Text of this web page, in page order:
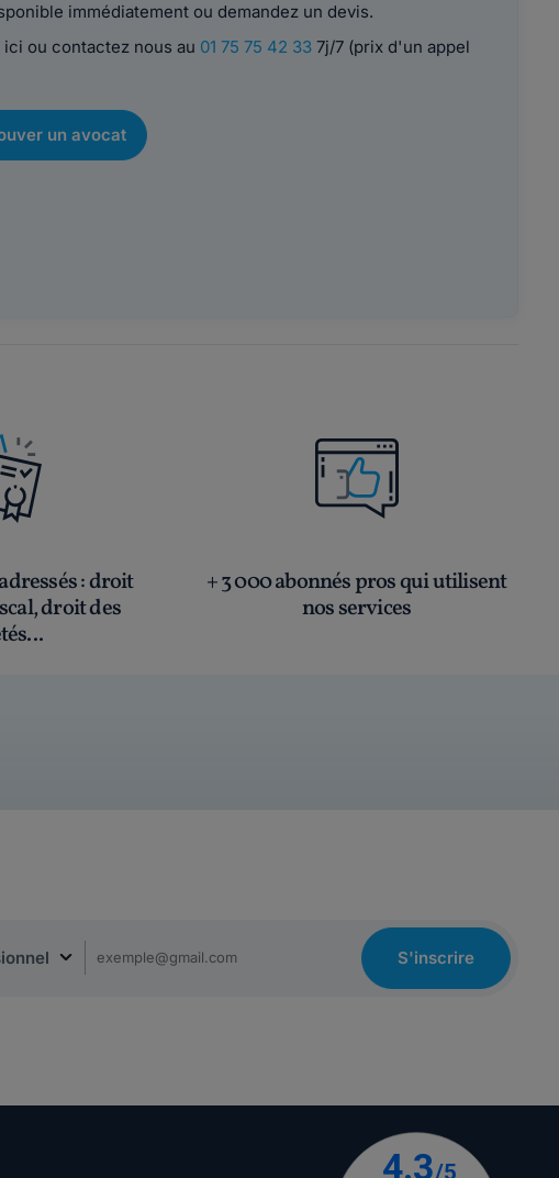
immédiatement ou demandez un devis.
ou contactez nous au 01 75 75 42 337j/7 (prix d'un appel
un avocat
: droit
droit des
+ 3 000 abonnés pros qui utilisent
nos services
S'inscrire